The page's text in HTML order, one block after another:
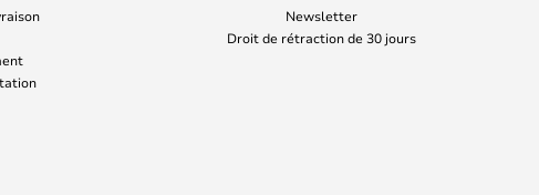
Newsletter
Droit de rétraction de 30 jours